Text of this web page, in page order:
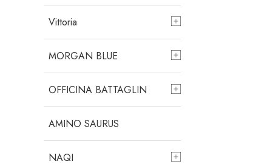
Vittoria
MORGAN BLUE
OFFICINA BATTAGLIN
AMINO SAURUS
NAQI